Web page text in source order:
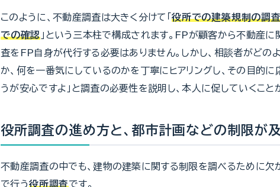
このように、不動産調査は大きく分けて「役所での建築規制の調
での確認 」という三本柱で構成されます。FPが顧客から不動産
査をFP自身が代行する必要はありません。しかし、相談者がどの
か、何を一番気にしているのかを丁寧にヒアリングし、その目的
うが安心ですよ」と調査の必要性を説明し、本人に促していくこと
役所調査の進め方と、都市計画などの制限が
不動産調査の中でも、建物の建築に関する制限を調べるために欠
で行う役所調査です。